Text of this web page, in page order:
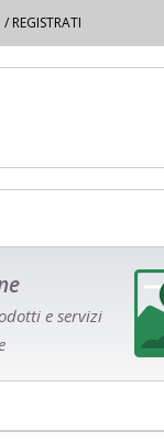
REGISTRATI
e servizi